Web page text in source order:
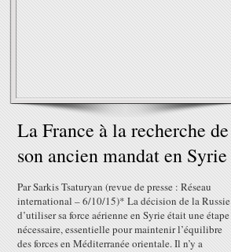
La France à la recherche de
son ancien mandat en Syrie
Par Sarkis Tsaturyan (revue de presse : Réseau
international – 6/10/15)* La décision de la Russie
d’utiliser sa force aérienne en Syrie était une étape
nécessaire, essentielle pour maintenir l’équilibre
des forces en Méditerranée orientale. Il n’y a